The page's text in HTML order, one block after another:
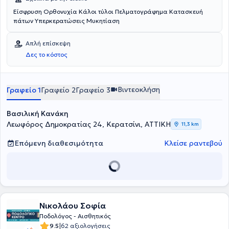
Είσφρυση Ορθονυχία Κάλοι τύλοι Πελματογράφημα Κατασκευή
πάτων Υπερκερατώσεις Μυκητίαση
Απλή επίσκεψη
Δες το κόστος
Γραφείο 1Γραφείο 2Γραφείο 3 Βιντεοκλήση
Βασιλική Κανάκη
Λεωφόρος Δημοκρατίας 24, Κερατσίνι, ΑΤΤΙΚΗ
11,3 km
Επόμενη διαθεσιμότητα Κλείσε ραντεβού
Νικολάου Σοφία
Ποδολόγος - Αισθητικός
9.5|62 αξιολογήσεις